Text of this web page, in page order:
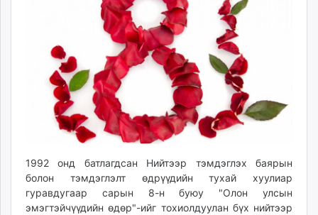
Livetv.mn
Eguur.mn
24tsag.mn
shuud.mn
eagle.mn
today.mn
zuv.mn
mminfo.mn
1992 онд батлагдсан Нийтээр тэмдэглэх баярын
болон тэмдэглэлт өдрүүдийн тухай хуулиар
гуравдугаар сарын 8-н буюу "Олон улсын
эмэгтэйчүүдийн өдөр"-ийг тохиолдуулан бүх нийтээр